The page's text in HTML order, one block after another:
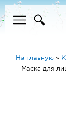
На главную»
Маска для